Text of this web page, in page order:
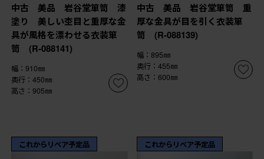
中古 美品 岩谷堂箪笥 漆
塗り 美しい杢目と重厚な金
具が風格を漂わせる衣装箪
笥 (R-088141)
幅：910㎜
奥行：450㎜
高さ：905㎜
中古 美品 岩谷堂箪笥 重
厚な金具が目を引く衣装箪
笥 (R-088139)
幅：895㎜
奥行：455㎜
高さ：600㎜
これからリペア予定品 これからリペア予定品